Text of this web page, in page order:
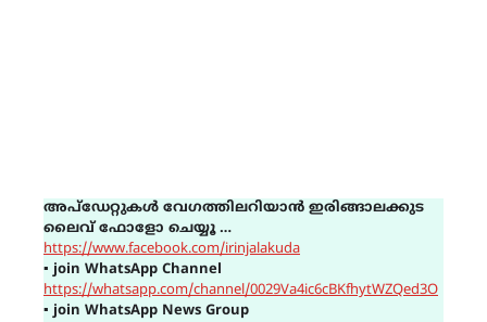
അപ്ഡേറ്റുകൾ വേഗത്തിലറിയാൻ ഇരിങ്ങാലക്കുട
ലൈവ് ഫോളോ ചെയ്യൂ …
https://www.facebook.com/irinjalakuda
▪join WhatsApp Channel
https://whatsapp.com/channel/0029Va4ic6cBKfhytWZQed3O
▪join WhatsApp News Group